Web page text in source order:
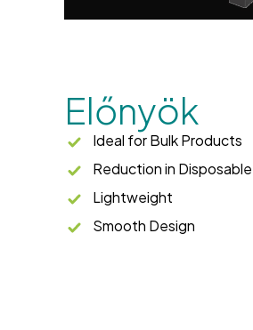
Előnyök
Ideal for Bulk Products
Reduction in
Lightweight
Smooth Design